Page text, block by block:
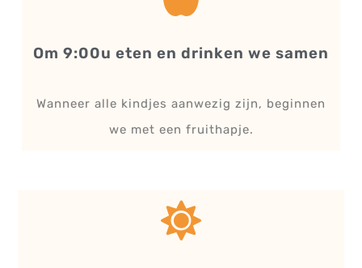
Om 9:00u eten en drinken we samen
Wanneer alle kindjes aanwezig zijn, beginnen
we met een fruithapje.